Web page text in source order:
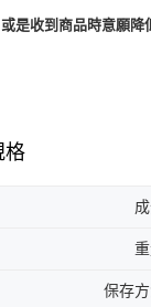
或是收到商品時意願降
格
保存